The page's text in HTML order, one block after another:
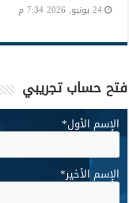
24 يونيو, 2026 7:34 م
فتح حساب تجريبي
الإسم الأول*
الإسم الأخير*